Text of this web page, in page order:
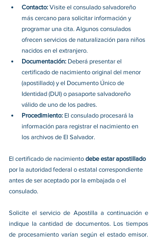
Contacto: Visite el consulado salvadoreño
más cercano para solicitar información y
programar una cita. Algunos consulados
ofrecen servicios de naturalización para niños
nacidos en el extranjero.
Documentación: Deberá presentar el
certificado de nacimiento original del menor
(apostillado) y el Documento Único de
Identidad (DUI) o pasaporte salvadoreño
válido de uno de los padres.
Procedimiento: El consulado procesará la
información para registrar el nacimiento en
los archivos de El Salvador.
El certificado de nacimiento debe estar apostillado
por la autoridad federal o estatal correspondiente
antes de ser aceptado por la embajada o el
consulado.
Solicite el servicio de Apostilla a continuación e
indique la cantidad de documentos. Los tiempos
de procesamiento varían según el estado emisor.